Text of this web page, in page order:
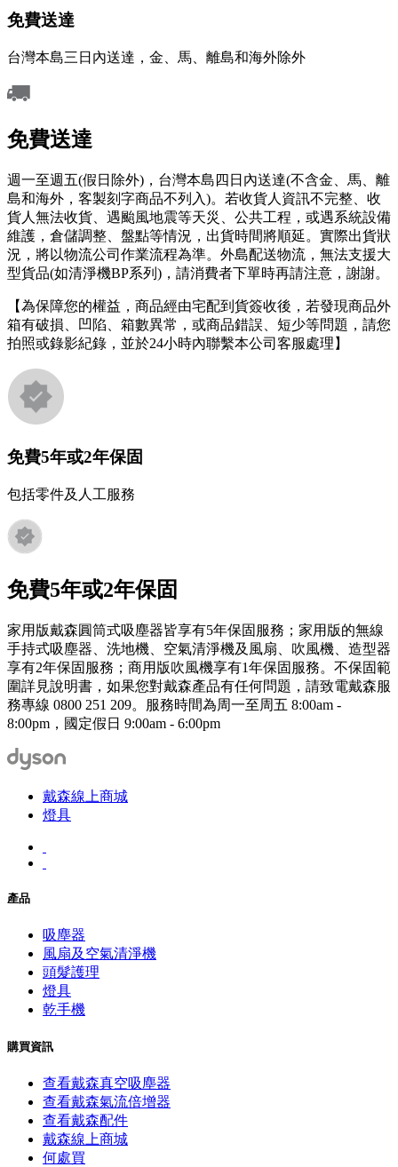
免費送達
台灣本島三日內送達，金、馬、離島和海外除外
免費送達
週一至週五(假日除外)，台灣本島四日內送達(不含金、馬、離
島和海外，客製刻字商品不列入)。若收貨人資訊不完整、收
貨人無法收貨、遇颱風地震等天災、公共工程，或遇系統設備
維護，倉儲調整、盤點等情況，出貨時間將順延。實際出貨狀
況，將以物流公司作業流程為準。外島配送物流，無法支援大
型貨品(如清淨機BP系列)，請消費者下單時再請注意，謝謝。
【為保障您的權益，商品經由宅配到貨簽收後，若發現商品外
箱有破損、凹陷、箱數異常，或商品錯誤、短少等問題，請您
拍照或錄影紀錄，並於24小時內聯繫本公司客服處理】
免費5年或2年保固
包括零件及人工服務
免費5年或2年保固
家用版戴森圓筒式吸塵器皆享有5年保固服務；家用版的無線
手持式吸塵器、洗地機、空氣清淨機及風扇、吹風機、造型器
享有2年保固服務；商用版吹風機享有1年保固服務。不保固範
圍詳見說明書，如果您對戴森產品有任何問題，請致電戴森服
務專線 0800 251 209。服務時間為周一至周五 8:00am -
8:00pm，國定假日 9:00am - 6:00pm
戴森線上商城
燈具
產品
吸塵器
風扇及空氣清淨機
頭髮護理
燈具
乾手機
購買資訊
查看戴森真空吸塵器
查看戴森氣流倍增器
查看戴森配件
戴森線上商城
何處買